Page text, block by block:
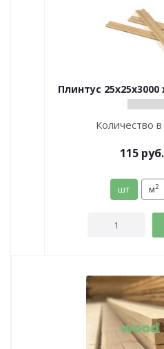
Плинтус
Количество в
115 руб.
шт м2